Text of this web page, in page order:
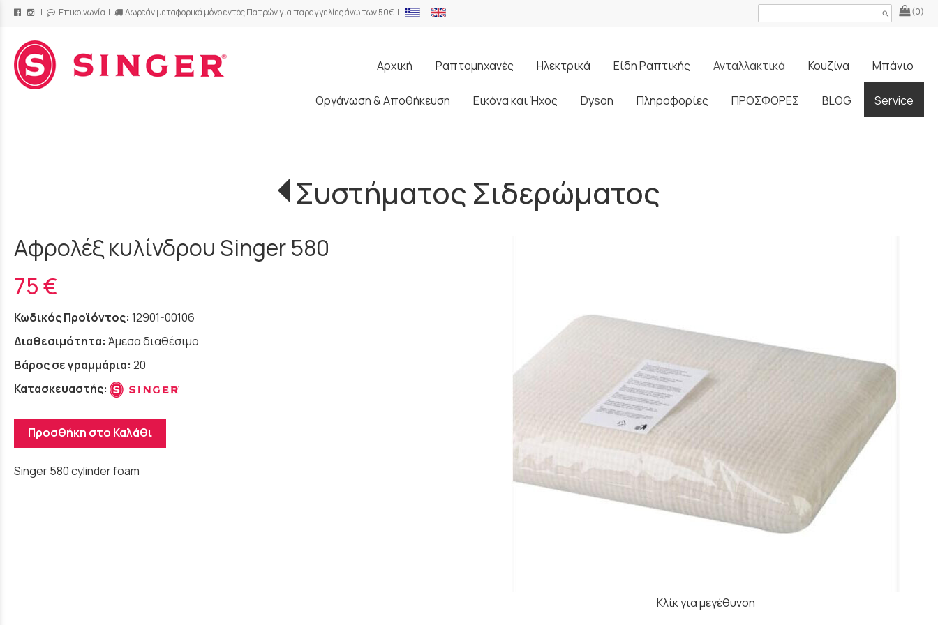
| Επικοινωνία | Δωρεάν μεταφορικά μόνο εντός Πατρών για παραγγελίες άνω των 50€ | (0)
search
Αρχική
Ραπτομηχανές Ηλεκτρικά Είδη Ραπτικής Ανταλλακτικά Κουζίνα Μπάνιο
Οργάνωση & Αποθήκευση Εικόνα και Ήχος Dyson Πληροφορίες ΠΡΟΣΦΟΡΕΣ BLOG Service
Συστήματος Σιδερώματος
Κλίκ για μεγέθυνση
Αφρολέξ κυλίνδρου Singer 580
75 €
Κωδικός Προϊόντος: 12901-00106
Διαθεσιμότητα: Άμεσα διαθέσιμο
Βάρος σε γραμμάρια: 20
Κατασκευαστής:
Προσθήκη στο Καλάθι
Singer 580 cylinder foam